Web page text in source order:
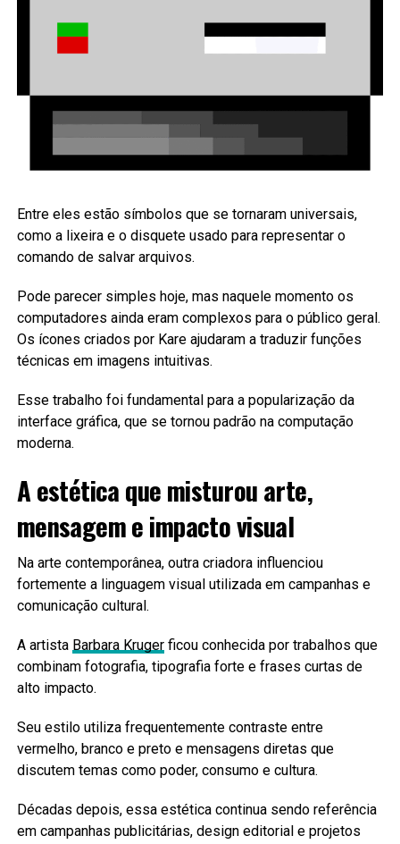
Entre eles estão símbolos que se tornaram universais,
como a lixeira e o disquete usado para representar o
comando de salvar arquivos.
Pode parecer simples hoje, mas naquele momento os
computadores ainda eram complexos para o público geral.
Os ícones criados por Kare ajudaram a traduzir funções
técnicas em imagens intuitivas.
Esse trabalho foi fundamental para a popularização da
interface gráfica, que se tornou padrão na computação
moderna.
A estética que misturou arte,
mensagem e impacto visual
Na arte contemporânea, outra criadora influenciou
fortemente a linguagem visual utilizada em campanhas e
comunicação cultural.
A artista Barbara Krugerficou conhecida por trabalhos que
combinam fotografia, tipografia forte e frases curtas de
alto impacto.
Seu estilo utiliza frequentemente contraste entre
vermelho, branco e preto e mensagens diretas que
discutem temas como poder, consumo e cultura.
Décadas depois, essa estética continua sendo referência
em campanhas publicitárias, design editorial e projetos